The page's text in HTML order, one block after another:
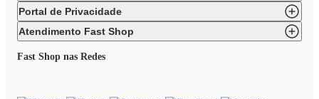
Portal de Privacidade
Atendimento Fast Shop
Fast Shop nas Redes